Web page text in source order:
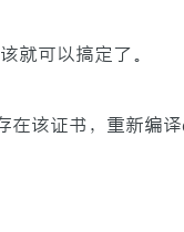
就可以搞定了。
在该证书，重新编